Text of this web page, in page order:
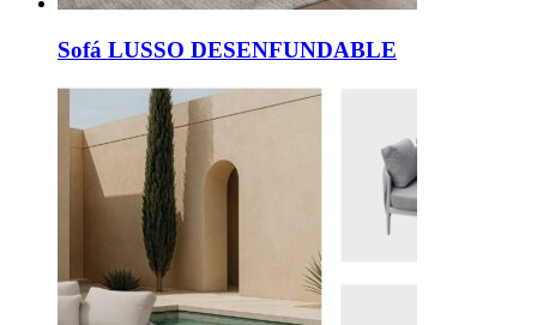
Sofá LUSSO DESENFUNDABLE